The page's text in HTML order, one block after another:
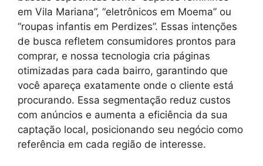
em Vila Mariana”, “eletrônicos em Moema” ou
“roupas infantis em Perdizes”. Essas intenções
de busca refletem consumidores prontos para
comprar, e nossa tecnologia cria páginas
otimizadas para cada bairro, garantindo que
você apareça exatamente onde o cliente está
procurando. Essa segmentação reduz custos
com anúncios e aumenta a eficiência da sua
captação local, posicionando seu negócio como
referência em cada região de interesse.